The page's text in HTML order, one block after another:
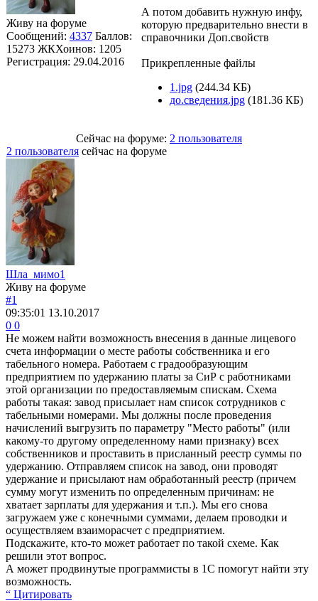
Живу на форуме
Сообщений: 4337 Баллов:
15273 ЖКХоинов: 1205
Регистрация: 29.04.2016
А потом добавить нужную инфу,
которую предварительно внести в
справочники Доп.свойств
Прикрепленные файлы
1.jpg (244.34 КБ)
до.сведения.jpg (181.36 КБ)
Сейчас на форуме: 2 пользователя
2 пользователя сейчас на форуме
Шла_мимо1
Живу на форуме
#1
09:35:01 13.10.2017
0 0
Не можем найти возможность внесения в данные лицевого
счета информации о месте работы собственника и его
табельного номера. Работаем с градообразующим
предприятием по удержанию платы за СиР с работниками
этой организации по предоставляемым спискам. Схема
работы такая: завод присылает нам список сотрудников с
табельными номерами. Мы должны после проведения
начислений выгрузить по параметру "Место работы" (или
какому-то другому определенному нами признаку) всех
собственников и проставить в присланный реестр суммы по
удержанию. Отправляем список на завод, они проводят
удержание и присылают нам обработанный реестр (причем
сумму могут изменить по определенным причинам: не
хватает зарплаты для удержания и т.п.). Мы его снова
загружаем уже с конечными суммами, делаем проводки и
осуществляем взаиморасчет с предприятием.
Подскажите, кто-то может работает по такой схеме. Как
решили этот вопрос.
А может продвинутые программисты в 1С помогут найти эту
возможность.
“ Цитировать